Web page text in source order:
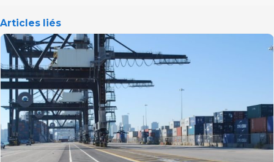
Articles liés